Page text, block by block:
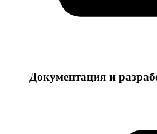
Документация и